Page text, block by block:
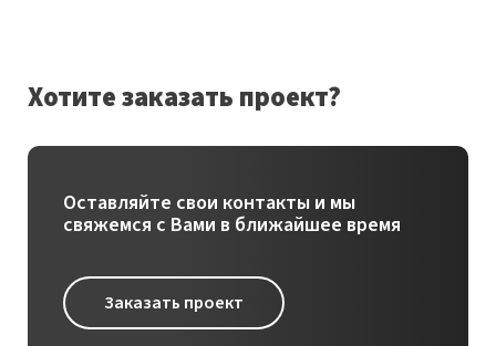
Хотите заказать проект?
Оставляйте свои контакты и мы
свяжемся с Вами в ближайшее время
Заказать проект